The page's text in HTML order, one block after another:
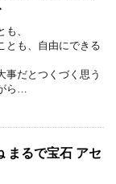
、
とも、自由にできる
だとつくづく思う
ら…
まるで宝石 アセ